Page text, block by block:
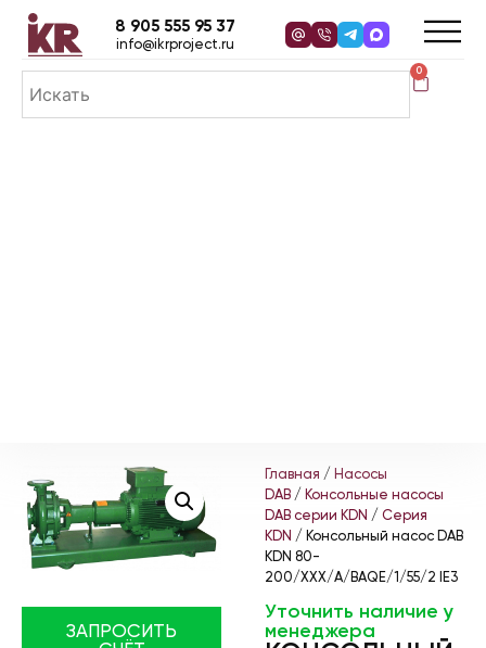
0
8 905 555 95 37
info@ikrproject.ru
ЗАПРОСИТЬ
Главная / Насосы
DAB / Консольные насосы
DAB серии KDN / Серия
KDN / Консольный насос DAB
KDN 80-
200/XXX/A/BAQE/1/55/2 IE3
Уточнить наличие у
менеджера